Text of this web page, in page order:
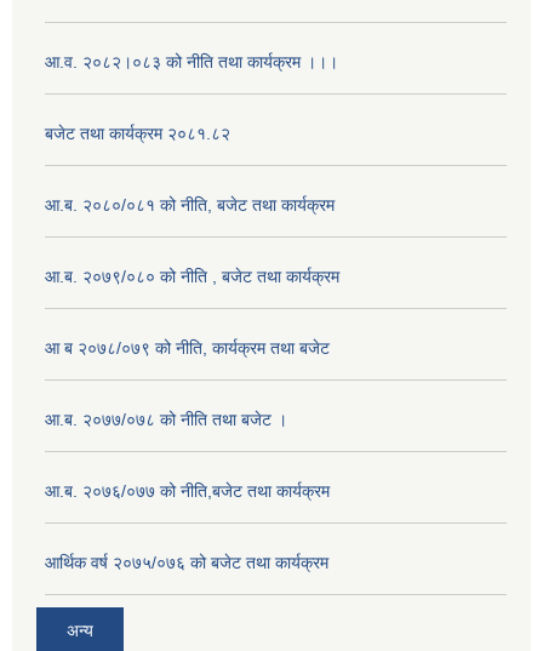
आ.व. २०८२।०८३ को नीति तथा कार्यक्रम ।।।
बजेट तथा कार्यक्रम २०८१.८२
आ.ब. २०८०/०८१ को नीति, बजेट तथा कार्यक्रम
आ.ब. २०७९/०८० को नीति , बजेट तथा कार्यक्रम
आ ब २०७८/०७९ को नीति, कार्यक्रम तथा बजेट
आ.ब. २०७७/०७८ को नीति तथा बजेट ।
आ.ब. २०७६/०७७ को नीति,बजेट तथा कार्यक्रम
आर्थिक वर्ष २०७५/०७६ को बजेट तथा कार्यक्रम
अन्य